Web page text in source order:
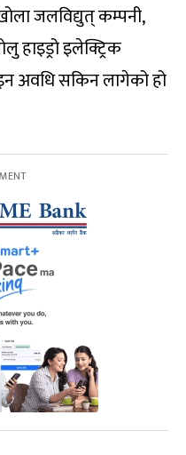
जलविद्युत् कम्पनी,
हाइड्रो इलेक्ट्रिक
अवधि सकिन लागेको हो